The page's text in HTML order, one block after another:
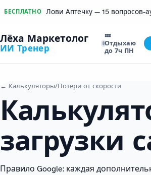
БЕСПЛАТНО Лови Аптечку — 15 вопросов-
Лёха Маркетолог
ИИ Тренер
💤
Отдыхаю
до 7ч ПН
← Калькуляторы/Потери от скорости
загрузки
Правило Google: каждая